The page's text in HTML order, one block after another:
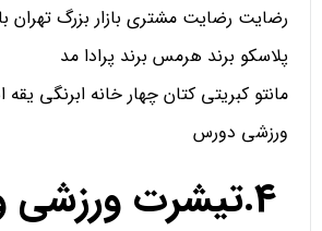
رضایت رضایت مشتری بازار بزرگ تهران
پلاسکو برند هرمس برند پرادا مد
مانتو کبریتی کتان چهار خانه ابرنگی
ورزشی دورس
4.تیشرت ورزشی